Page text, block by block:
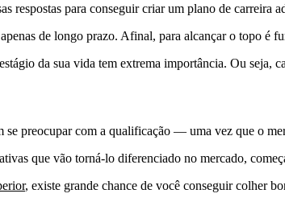
respostas para conseguir criar um plano de carreira
de longo prazo. Afinal, para alcançar o topo é
da sua vida tem extrema importância. Ou seja,
preocupar com a qualificação — uma vez que o
que vão torná-lo diferenciado no mercado,
, existe grande chance de você conseguir colher